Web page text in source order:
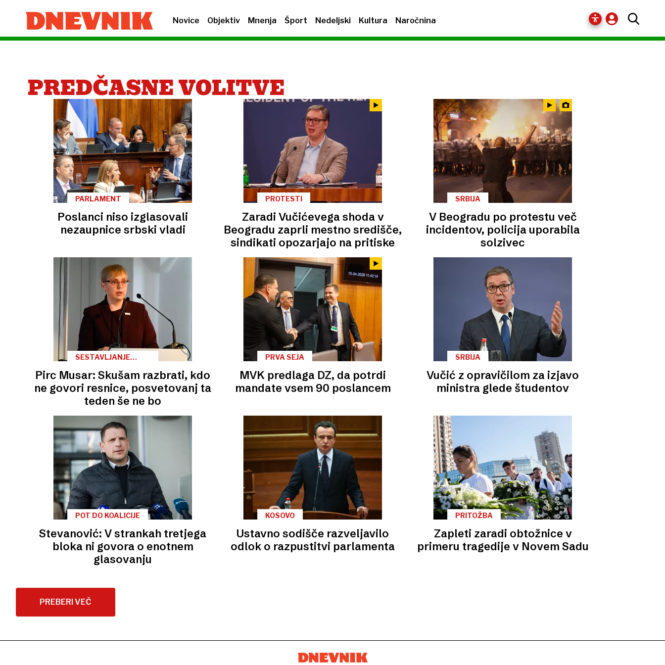
Novice Objektiv Mnenja Šport Nedeljski Kultura Naročnina
PREDČASNE VOLITVE
PARLAMENT
Poslanci niso izglasovali
nezaupnice srbski vladi
PROTESTI
Zaradi Vučićevega shoda v
Beogradu zaprli mestno središče,
sindikati opozarjajo na pritiske
SRBIJA
V Beogradu po protestu več
incidentov, policija uporabila
solzivec
SESTAVLJANJE
Pirc Musar: Skušam razbrati, kdo
ne govori resnice, posvetovanj ta
teden še ne bo
PRVA SEJA
MVK predlaga DZ, da potrdi
mandate vsem 90 poslancem
SRBIJA
Vučić z opravičilom za izjavo
ministra glede študentov
POT DO KOALICIJE
Stevanović: V strankah tretjega
bloka ni govora o enotnem
glasovanju
KOSOVO
Ustavno sodišče razveljavilo
odlok o razpustitvi parlamenta
PRITOŽBA
Zapleti zaradi obtožnice v
primeru tragedije v Novem Sadu
PREBERI VEČ